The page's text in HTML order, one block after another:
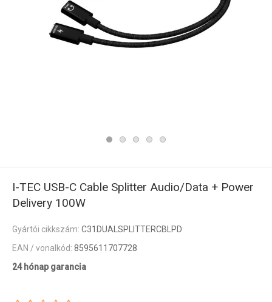
I-TEC USB-C Cable Splitter Audio/Data + Power
Delivery 100W
Gyártói cikkszám: C31DUALSPLITTERCBLPD
EAN / vonalkód: 8595611707728
24 hónap garancia